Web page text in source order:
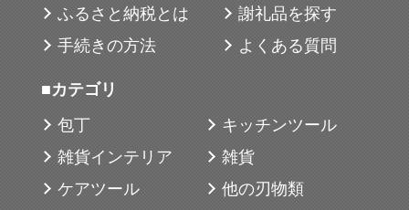
ふるさと納税とは
謝礼品を探す
手続きの方法
よくある質問
■カテゴリ
包丁
キッチンツール
雑貨インテリア
雑貨
ケアツール
他の刃物類